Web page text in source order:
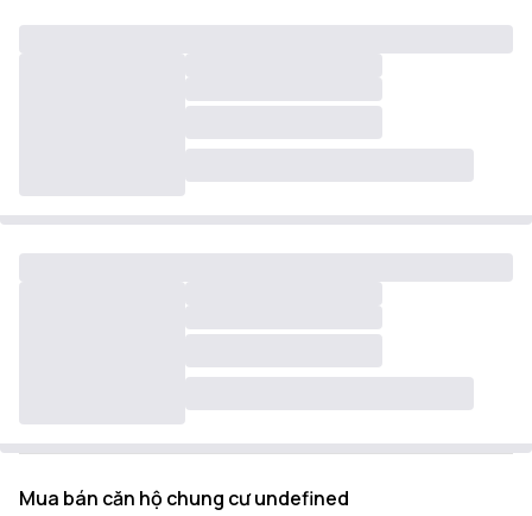
Mua bán căn hộ chung cư undefined